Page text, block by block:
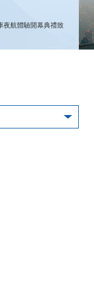
夜航體驗開幕典禮致